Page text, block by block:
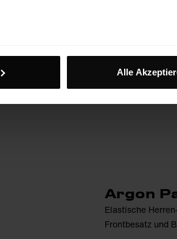
Alle
Argon
Elastische
Frontbesatz und